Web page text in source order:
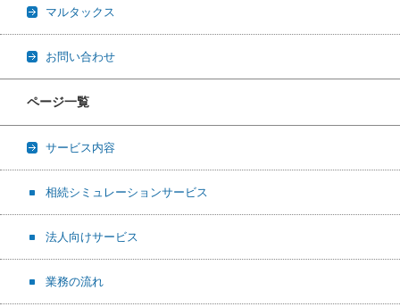
マルタックス
お問い合わせ
ページ一覧
サービス内容
相続シミュレーションサービス
法人向けサービス
業務の流れ